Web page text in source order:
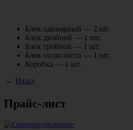
Блок одинарный — 2 шт.
Блок двойной — 1 шт.
Блок тройной — 1 шт.
Блок полиспаста — 1 шт.
Коробка — 1 шт.
← Назад
Прайс-лист